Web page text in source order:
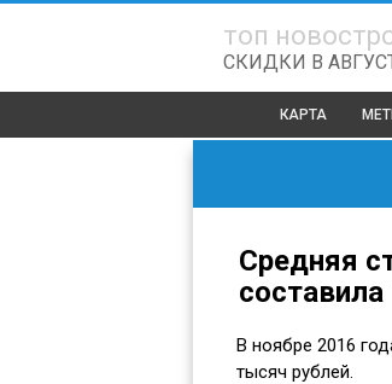
топ
СКИДКИ В
КАРТА
Средняя
В ноябре 2016
тысяч рублей.